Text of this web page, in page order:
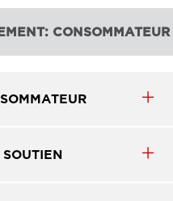
CONSOMMATEUR